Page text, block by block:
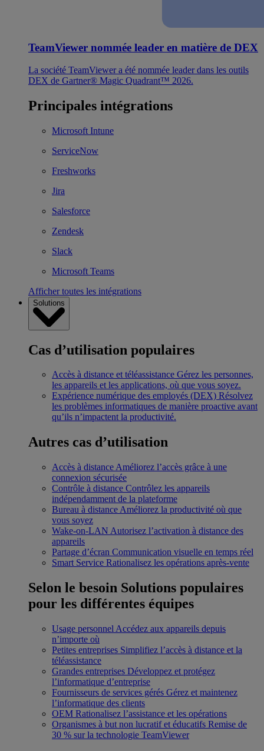
TeamViewer nommée leader en matière de DEX
La société TeamViewer a été nommée leader dans les outils
DEX de Gartner® Magic Quadrant™ 2026.
Principales intégrations
Microsoft Intune
ServiceNow
Freshworks
Jira
Salesforce
Zendesk
Slack
Microsoft Teams
Afficher toutes les intégrations
Solutions
Cas d’utilisation populaires
Accès à distance et téléassistance Gérez les personnes,
les appareils et les applications, où que vous soyez.
Expérience numérique des employés (DEX) Résolvez
les problèmes informatiques de manière proactive avant
qu’ils n’impactent la productivité.
Autres cas d’utilisation
Accès à distance Améliorez l’accès grâce à une
connexion sécurisée
Contrôle à distance Contrôlez les appareils
indépendamment de la plateforme
Bureau à distance Améliorez la productivité où que
vous soyez
Wake-on-LAN Autorisez l’activation à distance des
appareils
Partage d’écran Communication visuelle en temps réel
Smart Service Rationalisez les opérations après-vente
Selon le besoin Solutions populaires
pour les différentes équipes
Usage personnel Accédez aux appareils depuis
n’importe où
Petites entreprises Simplifiez l’accès à distance et la
téléassistance
Grandes entreprises Développez et protégez
l’informatique d’entreprise
Fournisseurs de services gérés Gérez et maintenez
l’informatique des clients
OEM Rationalisez l’assistance et les opérations
Organismes à but non lucratif et éducatifs Remise de
30 % sur la technologie TeamViewer